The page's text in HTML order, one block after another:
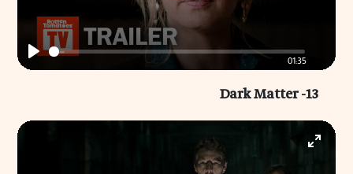
Play
01:35
13- Dark Matter